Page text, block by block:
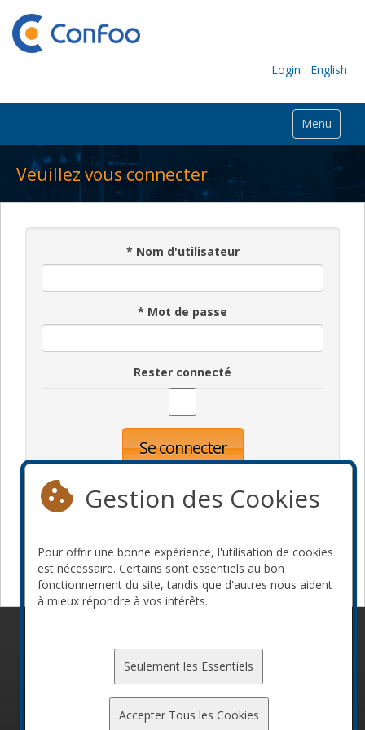
Login English
Menu
Veuillez vous connecter
* Nom d'utilisateur
* Mot de passe
Rester connecté
Se connecter
Devenir commanditaire
Gestion des Cookies
Pour offrir une bonne expérience, l'utilisation de cookies
est nécessaire. Certains sont essentiels au bon
fonctionnement du site, tandis que d'autres nous aident
à mieux répondre à vos intérêts.
Seulement les Essentiels
Accepter Tous les Cookies